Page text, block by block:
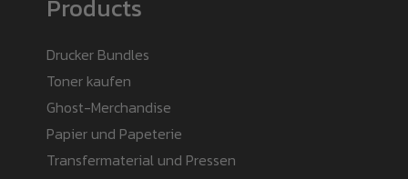
Products
Drucker Bundles
Toner kaufen
Ghost-Merchandise
Papier und Papeterie
Transfermaterial und Pressen